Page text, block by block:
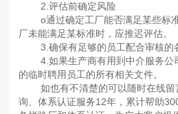
2.评估前确定风险
o通过确定工厂能否满足某些标准
厂未能满足某标准时，应推迟评估。
3.确保有足够的员工配合审核的
4.如果生产商有用到中介服务公
的临时聘用员工的所有相关文件。
如也有不清楚的可以随时在线留
询、体系认证服务12年，累计帮助